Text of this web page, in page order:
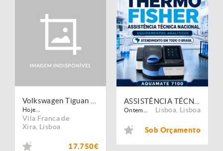
Hoje...
Vila Franca de
Xira Lisboa
17.750€
Ontem... Lisboa Lisboa
Sob Orçamento